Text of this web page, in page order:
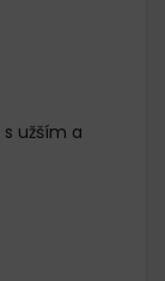
s užším a